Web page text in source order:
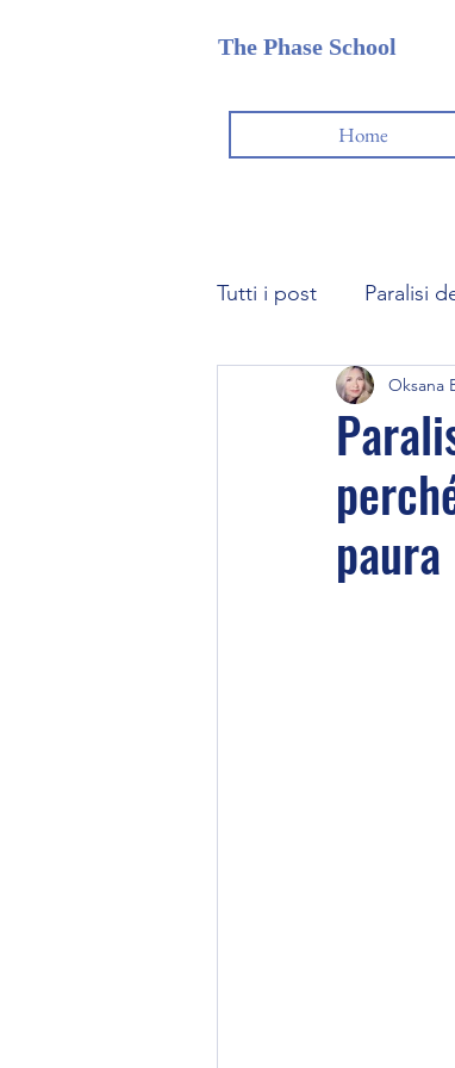
The Phase School
Home
Tutti i post Paralisi
Karma | La Legge
Come gestire lo
Corpo onirico
paura
Oksana